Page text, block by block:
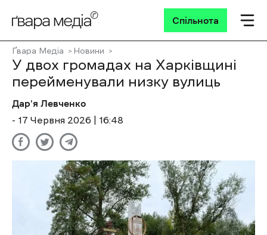
Спільнота
Ґвара Медіа Новини
У двох громадах на Харківщині
перейменували низку вулиць
Дар'я Левченко
- 17 Червня 2026 | 16:48